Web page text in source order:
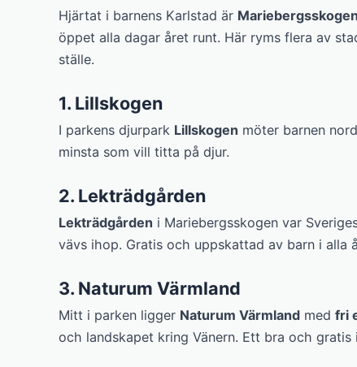
Hjärtat i barnens Karlstad är Mariebergsskogen
öppet alla dagar året runt. Här ryms flera av
ställe.
1. Lillskogen
I parkens djurpark Lillskogen möter barnen
minsta som vill titta på djur.
2. Lekträdgården
Lekträdgården i Mariebergsskogen var
vävs ihop. Gratis och uppskattad av barn i alla
3. Naturum Värmland
Mitt i parken ligger Naturum Värmland med fri
och landskapet kring Vänern. Ett bra och gratis